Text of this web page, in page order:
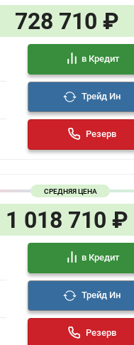
728 710 ₽
в Кредит
Трейд Ин
Резерв
СРЕДНЯЯ ЦЕНА
1 018 710 ₽
в Кредит
Трейд Ин
Резерв